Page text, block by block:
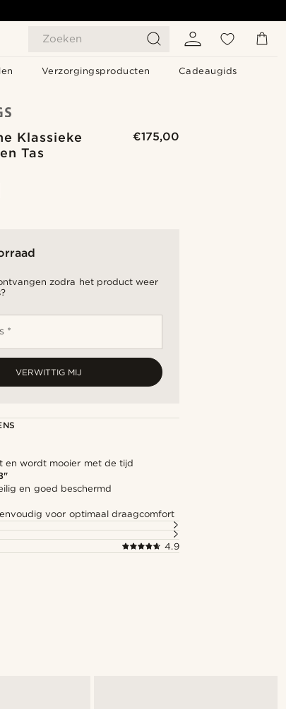
Zoeken
Verzorgingsproducten Cadeaugids
Klassieke
Tas
€175,00
zodra het product weer
*
VERWITTIG MIJ
en wordt mooier met de tijd
en goed beschermd
voor optimaal draagcomfort
4.9